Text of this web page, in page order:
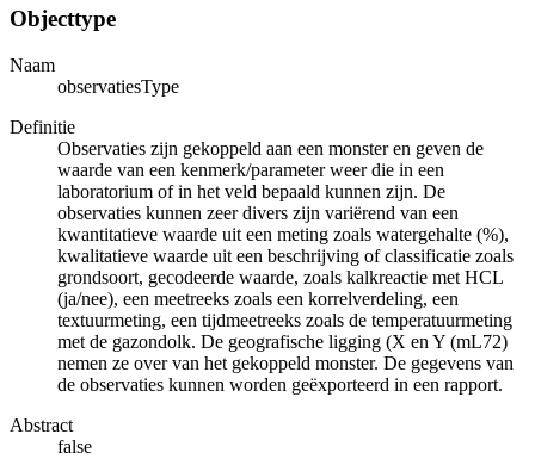
Objecttype
Naam
observatiesType
Definitie
Observaties zijn gekoppeld aan een monster en geven de
waarde van een kenmerk/parameter weer die in een
laboratorium of in het veld bepaald kunnen zijn. De
observaties kunnen zeer divers zijn variërend van een
kwantitatieve waarde uit een meting zoals watergehalte (%),
kwalitatieve waarde uit een beschrijving of classificatie zoals
grondsoort, gecodeerde waarde, zoals kalkreactie met HCL
(ja/nee), een meetreeks zoals een korrelverdeling, een
textuurmeting, een tijdmeetreeks zoals de temperatuurmeting
met de gazondolk. De geografische ligging (X en Y (mL72)
nemen ze over van het gekoppeld monster. De gegevens van
de observaties kunnen worden geëxporteerd in een rapport.
Abstract
false